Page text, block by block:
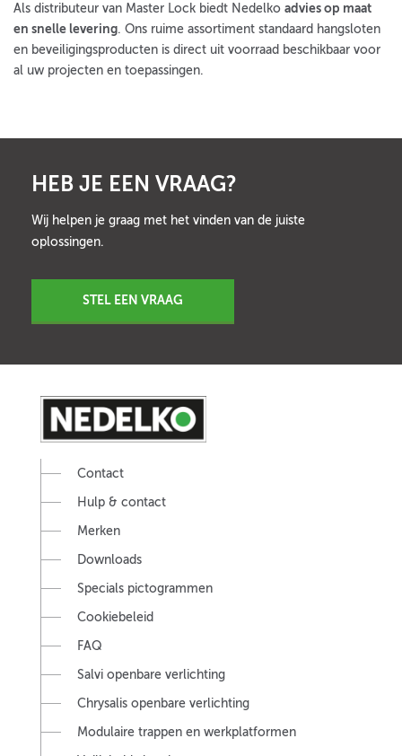
Als distributeur van Master Lock biedt Nedelko advies op maat
en snelle levering. Ons ruime assortiment standaard hangsloten
en beveiligingsproducten is direct uit voorraad beschikbaar voor
al uw projecten en toepassingen.
HEB JE EEN VRAAG?
Wij helpen je graag met het vinden van de juiste
oplossingen.
STEL EEN VRAAG
Contact
Hulp & contact
Merken
Downloads
Specials pictogrammen
Cookiebeleid
FAQ
Salvi openbare verlichting
Chrysalis openbare verlichting
Modulaire trappen en werkplatformen